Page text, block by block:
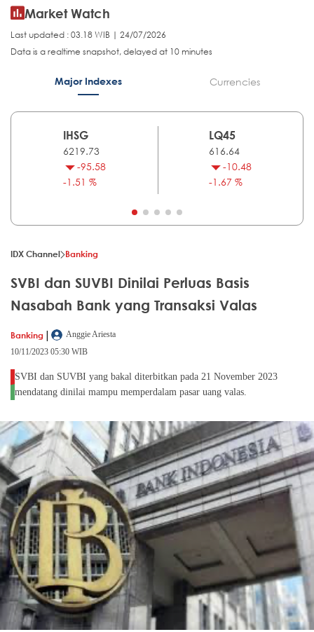
Market Watch
Last updated : 03.18 WIB | 24/07/2026
Data is a realtime snapshot, delayed at 10 minutes
Major Indexes Currencies
IHSG
6219.73
-95.58
-1.51 %
LQ45
616.64
-10.48
-1.67 %
IDX Channel Banking
SVBI dan SUVBI Dinilai Perluas Basis
Nasabah Bank yang Transaksi Valas
Banking |
Anggie Ariesta
10/11/2023 05:30 WIB
SVBI dan SUVBI yang bakal diterbitkan pada 21 November 2023
mendatang dinilai mampu memperdalam pasar uang valas.